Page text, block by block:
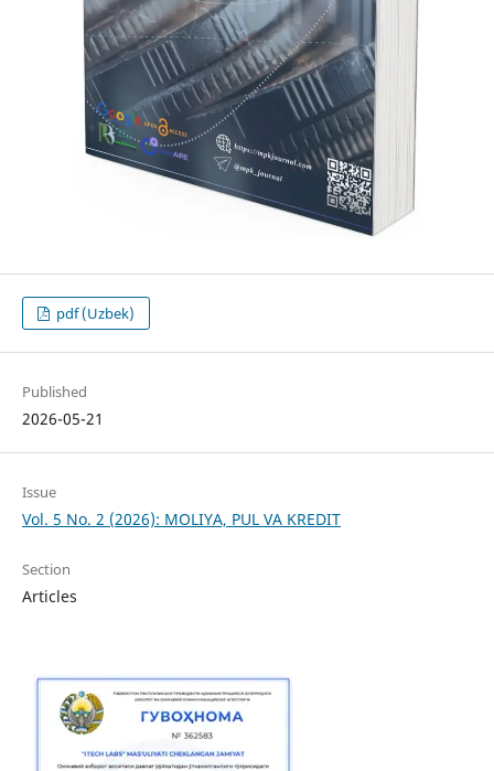
pdf (Uzbek)
Published
2026-05-21
Issue
Vol. 5 No. 2 (2026): MOLIYA, PUL VA KREDIT
Section
Articles